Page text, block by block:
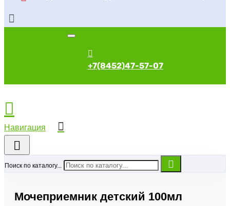
+7(8452)47-57-07
Поиск по каталогу...
Мочеприемник детский 100мл